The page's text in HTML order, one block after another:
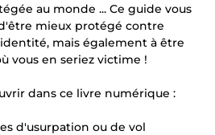
au monde ... Ce guide vous
mieux protégé contre
mais également à être
vous en seriez victime !
dans ce livre numérique :
d'usurpation ou de vol